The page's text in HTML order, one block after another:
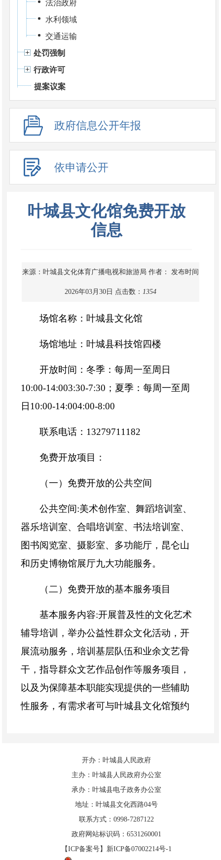
法治政府
水利领域
交通运输
处罚强制
行政许可
提案议案
政府信息公开年报
依申请公开
叶城县文化馆免费开放
信息
来源：叶城县文化体育广播电视和旅游局 作者： 发布时间
2026年03月30日 点击数： 1354
场馆名称：叶城县文化馆
场馆地址：叶城县科技馆四楼
开放时间：冬季：每周一至周日
10:00-14:003:30-7:30；夏季：每周一至周
日10:00-14:004:00-8:00
联系电话：13279711182
免费开放项目：
（一）免费开放的公共空间
公共空间:美术创作室、舞蹈培训室、
器乐培训室、合唱培训室、书法培训室、
图书阅览室、摄影室、多功能厅，昆仑山
和历史博物馆展厅九大功能服务。
（二）免费开放的基本服务项目
基本服务内容:开展普及性的文化艺术
辅导培训，举办公益性群众文化活动，开
展流动服务，培训基层队伍和业余文艺骨
干，指导群众文艺作品创作等服务项目，
以及为保障基本职能实现提供的一些辅助
性服务，有需求者可与叶城县文化馆预约
1、开展成人免费开放艺术培训充分发
挥叶城县文化馆群文干部、文旅志愿服务
培训活动，根据不同年龄段人群的特点设
开办：叶城县人民政府
主办：叶城县人民政府办公室
承办：叶城县电子政务办公室
地址：叶城县文化西路04号
联系方式：0998-7287122
政府网站标识码：6531260001
【ICP备案号】新ICP备07002214号-1